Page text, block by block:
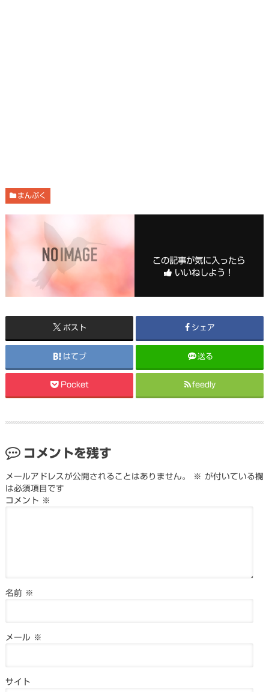
まんぷく
この記事が気に入ったら
いいねしよう！
ポスト シェア
はてブ 送る
Pocket feedly
コメントを残す
メールアドレスが公開されることはありません。 ※ が付いている欄
は必須項目です
コメント ※
名前 ※
メール ※
サイト